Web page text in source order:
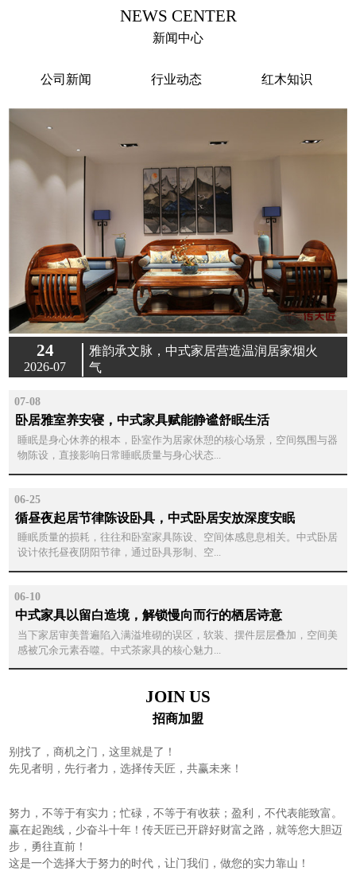
NEWS CENTER
新闻中心
公司新闻 行业动态 红木知识
24
2026-07
雅韵承文脉，中式家居营造温润居家烟火
气
07-08
卧居雅室养安寝，中式家具赋能静谧舒眠生活
睡眠是身心休养的根本，卧室作为居家休憩的核心场景，空间氛围与器
物陈设，直接影响日常睡眠质量与身心状态...
06-25
循昼夜起居节律陈设卧具，中式卧居安放深度安眠
睡眠质量的损耗，往往和卧室家具陈设、空间体感息息相关。中式卧居
设计依托昼夜阴阳节律，通过卧具形制、空...
06-10
中式家具以留白造境，解锁慢向而行的栖居诗意
当下家居审美普遍陷入满溢堆砌的误区，软装、摆件层层叠加，空间美
感被冗余元素吞噬。中式茶家具的核心魅力...
JOIN US
招商加盟
别找了，商机之门，这里就是了！
先见者明，先行者力，选择传天匠，共赢未来！
努力，不等于有实力；忙碌，不等于有收获；盈利，不代表能致富。
赢在起跑线，少奋斗十年！传天匠已开辟好财富之路，就等您大胆迈
步，勇往直前！
这是一个选择大于努力的时代，让门我们，做您的实力靠山！